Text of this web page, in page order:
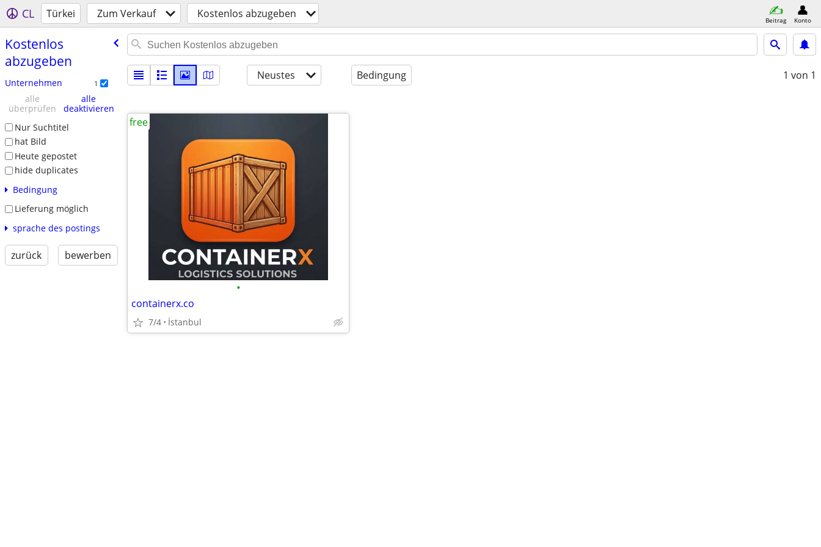
CL Türkei Zum Verkauf Kostenlos abzugeben Beitrag Konto
Kostenlos
abzugeben
Unternehmen 1
alle
überprüfen
alle
deaktivieren
Nur Suchtitel
hat Bild
Heute gepostet
hide duplicates
Bedingung
Lieferung möglich
sprache des postings
zurück bewerben
Neustes Bedingung 1 von 1
•
containerx.co
7/4 İstanbul
free